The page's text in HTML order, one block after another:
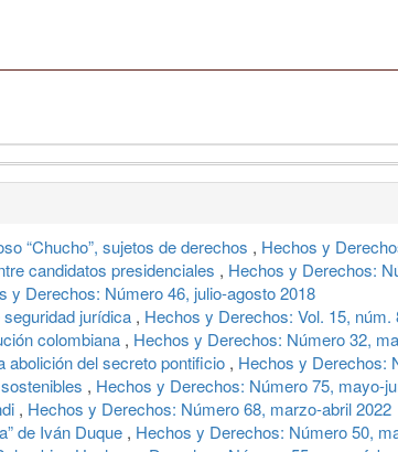
“Chucho”, sujetos de derechos , Hechos y
candidatos presidenciales , Hechos y Derechos:
y Derechos: Número 46, julio-agosto 2018
jurídica , Hechos y Derechos: Vol. 15,
colombiana , Hechos y Derechos: Número 32,
abolición del secreto pontificio , Hechos y Derechos:
, Hechos y Derechos: Número 75, mayo-
, Hechos y Derechos: Número 68, marzo-abril 2022
de Iván Duque , Hechos y Derechos: Número 50,